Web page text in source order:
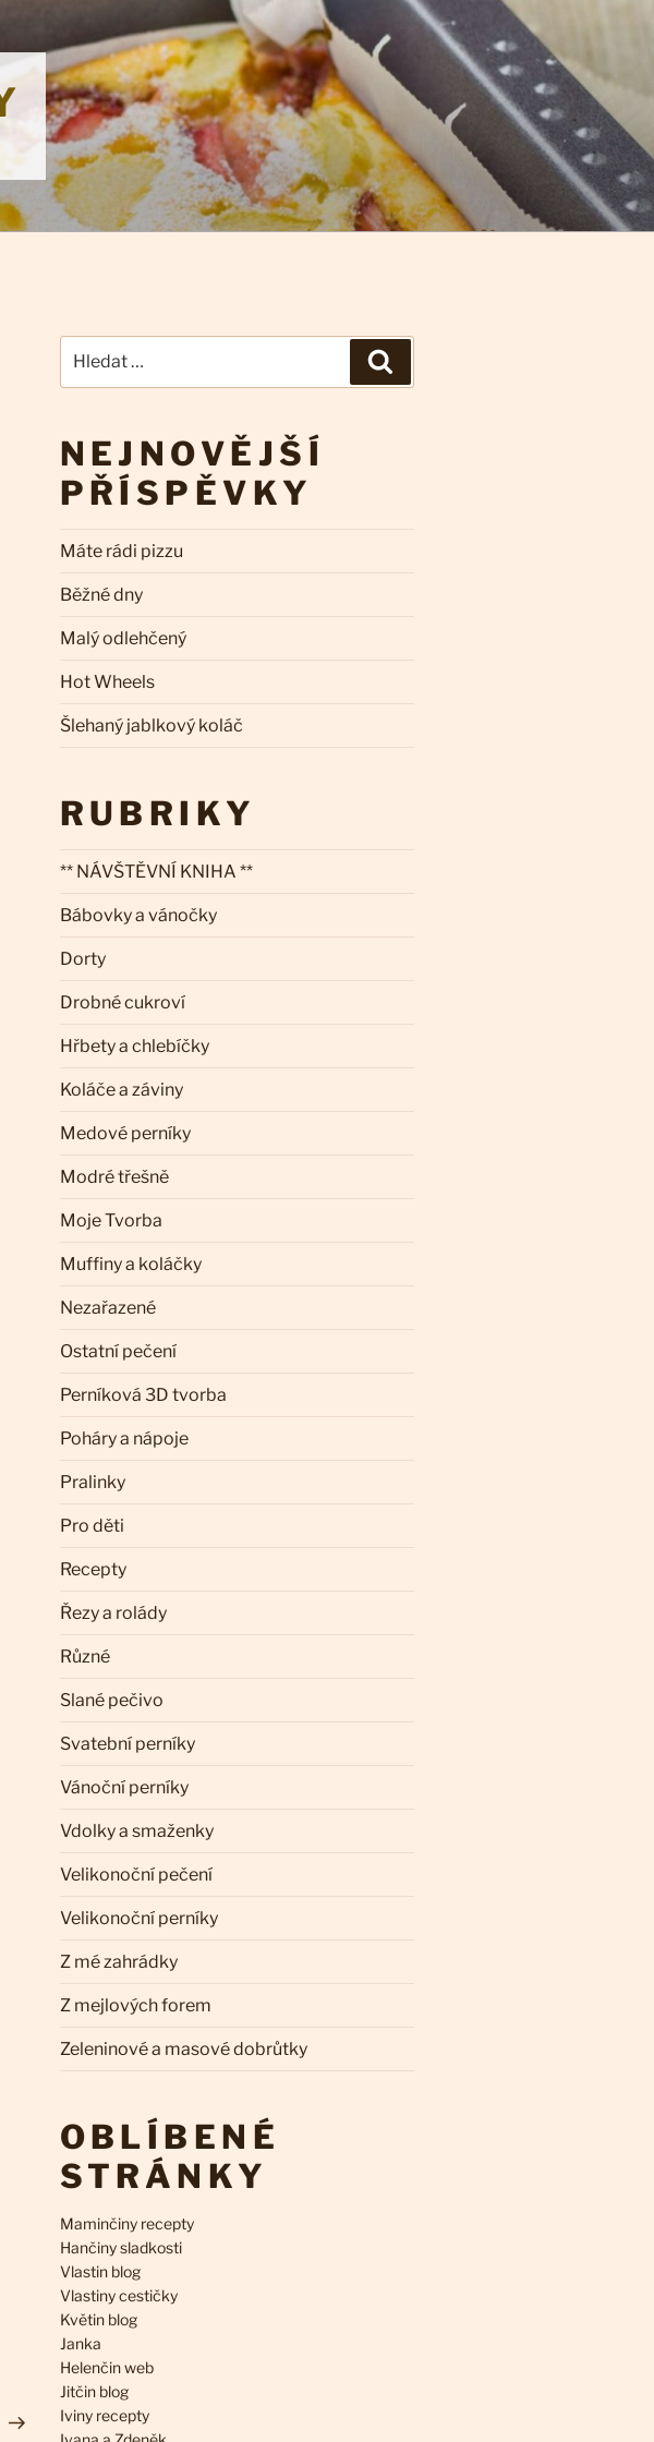
Následující
příspěvek
NEJNOVĚJŠÍ
PŘÍSPĚVKY
Máte rádi pizzu
Běžné dny
Malý odlehčený
Hot Wheels
Šlehaný jablkový koláč
RUBRIKY
** NÁVŠTĚVNÍ KNIHA **
Bábovky a vánočky
Dorty
Drobné cukroví
Hřbety a chlebíčky
Koláče a záviny
Medové perníky
Modré třešně
Moje Tvorba
Muffiny a koláčky
Nezařazené
Ostatní pečení
Perníková 3D tvorba
Poháry a nápoje
Pralinky
Pro děti
Recepty
Řezy a rolády
Různé
Slané pečivo
Svatební perníky
Vánoční perníky
Vdolky a smaženky
Velikonoční pečení
Velikonoční perníky
Z mé zahrádky
Z mejlových forem
Zeleninové a masové dobrůtky
OBLÍBENÉ
STRÁNKY
Maminčiny recepty
Hančiny sladkosti
Vlastin blog
Vlastiny cestičky
Květin blog
Janka
Helenčin web
Jitčin blog
Iviny recepty